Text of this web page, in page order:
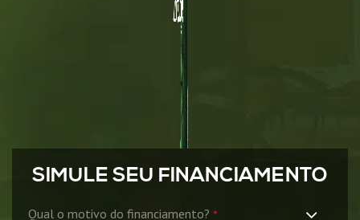
SIMULE SEU FINANCIAMENTO
